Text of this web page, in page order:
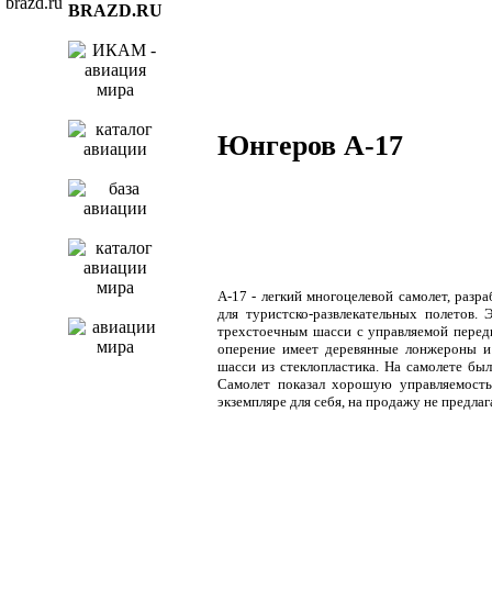
BRAZD.RU
Юнгеров А-17
А-17 - легкий многоцелевой самолет,
для туристско-развлекательных
трехстоечным шасси с управляемой
оперение имеет деревянные лонжероны
шасси из стеклопластика. На самолете
Самолет показал хорошую
экземпляре для себя, на продажу не